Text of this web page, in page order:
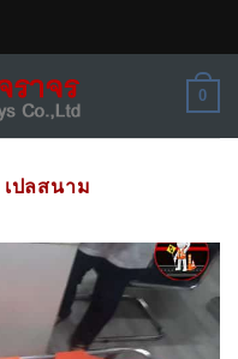
0
เปลสนาม